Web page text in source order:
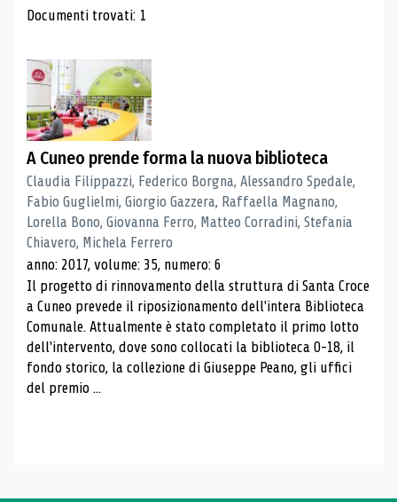
Risultati di ricerca
Documenti trovati: 1
A Cuneo prende forma la nuova biblioteca
Claudia Filippazzi, Federico Borgna, Alessandro Spedale,
Fabio Guglielmi, Giorgio Gazzera, Raffaella Magnano,
Lorella Bono, Giovanna Ferro, Matteo Corradini, Stefania
Chiavero, Michela Ferrero
anno: 2017, volume: 35, numero: 6
Il progetto di rinnovamento della struttura di Santa Croce
a Cuneo prevede il riposizionamento dell'intera Biblioteca
Comunale. Attualmente è stato completato il primo lotto
dell'intervento, dove sono collocati la biblioteca 0-18, il
fondo storico, la collezione di Giuseppe Peano, gli uffici
del premio ...